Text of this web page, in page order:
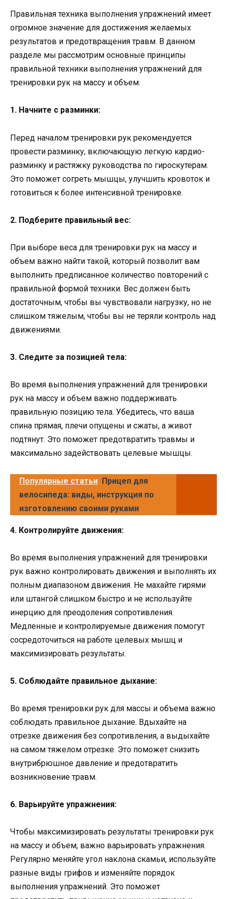
Правильная техника выполнения упражнений имеет
огромное значение для достижения желаемых
результатов и предотвращения травм. В данном
разделе мы рассмотрим основные принципы
правильной техники выполнения упражнений для
тренировки рук на массу и объем.
1. Начните с разминки:
Перед началом тренировки рук рекомендуется
провести разминку, включающую легкую кардио-
разминку и растяжку руководства по гироскутерам.
Это поможет согреть мышцы, улучшить кровоток и
готовиться к более интенсивной тренировке.
2. Подберите правильный вес:
При выборе веса для тренировки рук на массу и
объем важно найти такой, который позволит вам
выполнить предписанное количество повторений с
правильной формой техники. Вес должен быть
достаточным, чтобы вы чувствовали нагрузку, но не
слишком тяжелым, чтобы вы не теряли контроль над
движениями.
3. Следите за позицией тела:
Во время выполнения упражнений для тренировки
рук на массу и объем важно поддерживать
правильную позицию тела. Убедитесь, что ваша
спина прямая, плечи опущены и сжаты, а живот
подтянут. Это поможет предотвратить травмы и
максимально задействовать целевые мышцы.
Популярные статьи Прицеп для
велосипеда: виды, инструкция по
изготовлению своими руками
4. Контролируйте движения:
Во время выполнения упражнений для тренировки
рук важно контролировать движения и выполнять их
полным диапазоном движения. Не махайте гирями
или штангой слишком быстро и не используйте
инерцию для преодоления сопротивления.
Медленные и контролируемые движения помогут
сосредоточиться на работе целевых мышц и
максимизировать результаты.
5. Соблюдайте правильное дыхание:
Во время тренировки рук для массы и объема важно
соблюдать правильное дыхание. Вдыхайте на
отрезке движения без сопротивления, а выдыхайте
на самом тяжелом отрезке. Это поможет снизить
внутрибрюшное давление и предотвратить
возникновение травм.
6. Варьируйте упражнения:
Чтобы максимизировать результаты тренировки рук
на массу и объем, важно варьировать упражнения.
Регулярно меняйте угол наклона скамьи, используйте
разные виды грифов и изменяйте порядок
выполнения упражнений. Это поможет